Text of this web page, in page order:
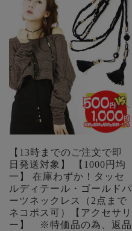
【13時までのご注文で即
日発送対象】 【1000円均
一】 在庫わずか！タッセ
ルディテール・ゴールドパ
ーツネックレス（2点まで
ネコポス可）【アクセサリ
ー】 ※特価品の為、返品